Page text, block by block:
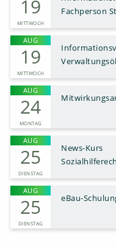
19
MITTWOCH
Fachperson
AUG
19
MITTWOCH
AUG
24
MONTAG
AUG
25
DIENSTAG
News-Kurs
AUG
25
DIENSTAG
eBau-